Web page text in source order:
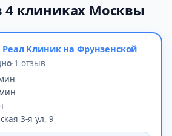
4 клиниках Москвы
Реал Клиник на Фрунзенской
·1 отзыв
3-я ул, 9